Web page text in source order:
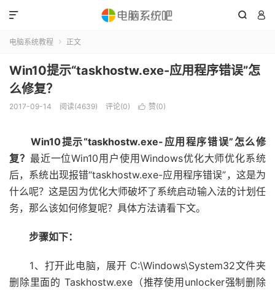
 

电脑系统教程  正文
Win10提示“taskhostw.exe-应用程序错误”怎
么修复？
2017-09-14 阅读(4639) 评论(0)  赞(0)
Win10提示“taskhostw.exe-应用程序错误”怎么修
复？ 最近一位Win10用户使用Windows优化大师优化系统
后，系统出现报错“taskhostw.exe-应用程序错误”，这是为
什么呢？这是因为优化大师破坏了系统启动输入法的计划任
务，那么该如何修复呢？具体方法请看下文。
步骤如下：
1、打开此电脑，展开 C:\Windows\System32文件夹
删除里面的 Taskhostw.exe（推荐使用unlocker强制删除